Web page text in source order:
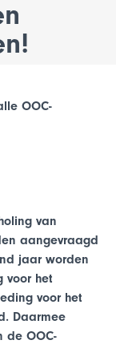
OOC-
van
aangevraagd
jaar worden
voor het
voor het
Daarmee
de OOC-